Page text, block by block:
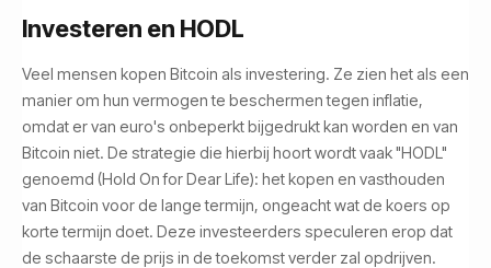
Investeren en HODL
Veel mensen kopen Bitcoin als investering. Ze zien het als een
manier om hun vermogen te beschermen tegen inflatie,
omdat er van euro's onbeperkt bijgedrukt kan worden en van
Bitcoin niet. De strategie die hierbij hoort wordt vaak "HODL"
genoemd (Hold On for Dear Life): het kopen en vasthouden
van Bitcoin voor de lange termijn, ongeacht wat de koers op
korte termijn doet. Deze investeerders speculeren erop dat
de schaarste de prijs in de toekomst verder zal opdrijven.